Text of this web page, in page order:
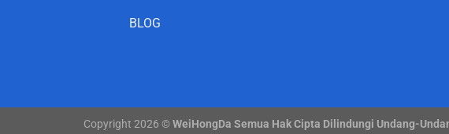
BLOG
Copyright 2026 © WeiHongDa Semua Hak Cipta Dilindungi Undang-